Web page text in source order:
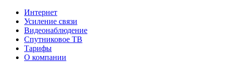
Интернет
Усиление связи
Видеонаблюдение
Спутниковое ТВ
Тарифы
О компании